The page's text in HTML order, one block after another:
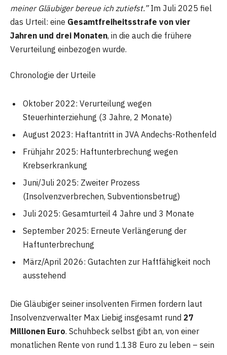
meiner Gläubiger bereue ich zutiefst.”Im Juli 2025 fiel
das Urteil: eine Gesamtfreiheitsstrafe von vier
Jahren und drei Monaten, in die auch die frühere
Verurteilung einbezogen wurde.
Chronologie der Urteile
Oktober 2022: Verurteilung wegen
Steuerhinterziehung (3 Jahre, 2 Monate)
August 2023: Haftantritt in JVA Andechs-Rothenfeld
Frühjahr 2025: Haftunterbrechung wegen
Krebserkrankung
Juni/Juli 2025: Zweiter Prozess
(Insolvenzverbrechen, Subventionsbetrug)
Juli 2025: Gesamturteil 4 Jahre und 3 Monate
September 2025: Erneute Verlängerung der
Haftunterbrechung
März/April 2026: Gutachten zur Haftfähigkeit noch
ausstehend
Die Gläubiger seiner insolventen Firmen fordern laut
Insolvenzverwalter Max Liebig insgesamt rund 27
Millionen Euro. Schuhbeck selbst gibt an, von einer
monatlichen Rente von rund 1.138 Euro zu leben – sein